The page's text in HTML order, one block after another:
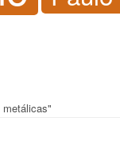
metálicas"